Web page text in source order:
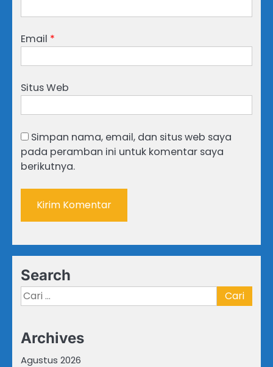
Email *
Situs Web
Simpan nama, email, dan situs web saya
pada peramban ini untuk komentar saya
berikutnya.
Search
Cari
untuk:
Archives
Agustus 2026